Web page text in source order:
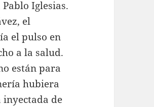
Iglesias.
el
el pulso en
a la salud.
están para
hubiera
de